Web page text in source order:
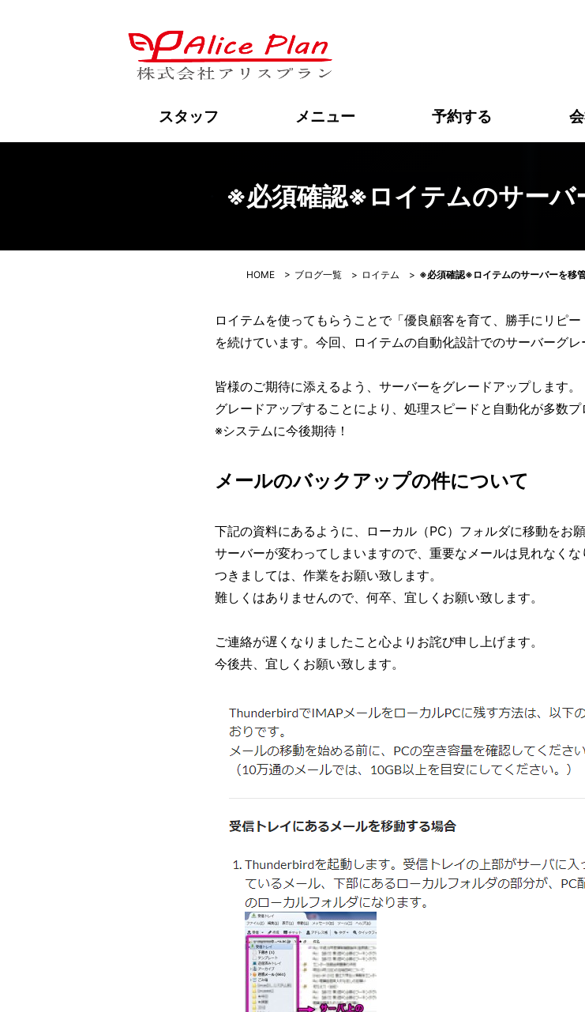
※必須確認※ロイテムのサーバーを移管し
スタッフ メニュー 予約する
※必須確認※ロイテムのサーバ
HOME > ブログ一覧 > ロイテム > ※必須確認※ロイテムのサーバーを移
ロイテムを使ってもらうことで「優良顧客を育て、勝手にリピ
を続けています。今回、ロイテムの自動化設計でのサーバーグレ
皆様のご期待に添えるよう、サーバーをグレードアップします。
グレードアップすることにより、処理スピードと自動化が多数プ
※システムに今後期待！
メールのバックアップの件について
下記の資料にあるように、ローカル（PC）フォルダに移動をお願
サーバーが変わってしまいますので、重要なメールは見れなくな
つきましては、作業をお願い致します。
難しくはありませんので、何卒、宜しくお願い致します。
ご連絡が遅くなりましたこと心よりお詫び申し上げます。
今後共、宜しくお願い致します。